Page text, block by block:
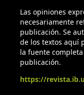
Las opiniones
necesariamente
publicación. Se
de los textos aquí
la fuente
publicación.
https://